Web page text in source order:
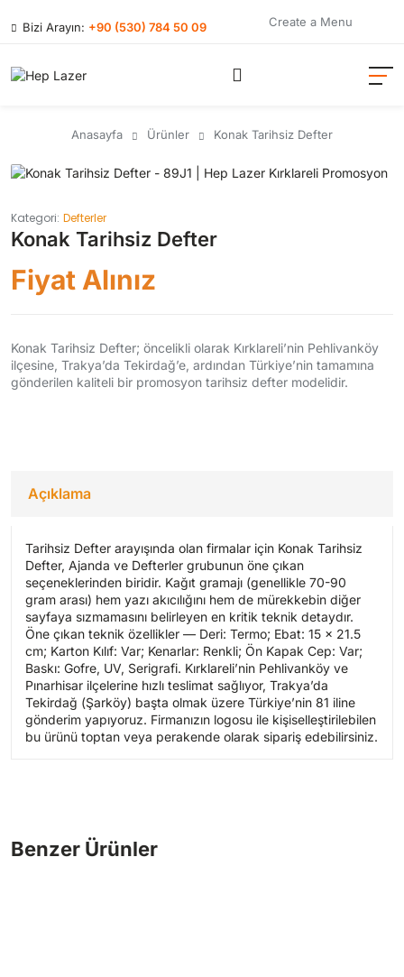
Bizi Arayın: +90 (530) 784 50 09 Create a Menu
Anasayfa Ürünler Konak Tarihsiz Defter
Kategori: Defterler
Konak Tarihsiz Defter
Fiyat Alınız
Konak Tarihsiz Defter; öncelikli olarak Kırklareli’nin Pehlivanköy
ilçesine, Trakya’da Tekirdağ’e, ardından Türkiye’nin tamamına
gönderilen kaliteli bir promosyon tarihsiz defter modelidir.
Açıklama
Tarihsiz Defter arayışında olan firmalar için Konak Tarihsiz
Defter, Ajanda ve Defterler grubunun öne çıkan
seçeneklerinden biridir. Kağıt gramajı (genellikle 70-90
gram arası) hem yazı akıcılığını hem de mürekkebin diğer
sayfaya sızmamasını belirleyen en kritik teknik detaydır.
Öne çıkan teknik özellikler — Deri: Termo; Ebat: 15 x 21.5
cm; Karton Kılıf: Var; Kenarlar: Renkli; Ön Kapak Cep: Var;
Baskı: Gofre, UV, Serigrafi. Kırklareli’nin Pehlivanköy ve
Pınarhisar ilçelerine hızlı teslimat sağlıyor, Trakya’da
Tekirdağ (Şarköy) başta olmak üzere Türkiye’nin 81 iline
gönderim yapıyoruz. Firmanızın logosu ile kişiselleştirilebilen
bu ürünü toptan veya perakende olarak sipariş edebilirsiniz.